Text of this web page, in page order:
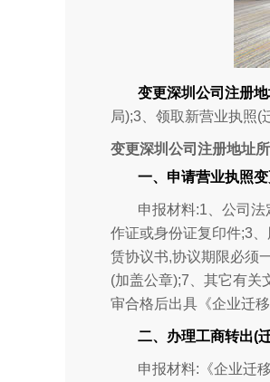
变更深圳公司注册地
局);3、领取新营业执照(
变更深圳公司注册地址
一、申请营业执照
申报材料:1、公司
作证或身份证复印件;3
赁协议书,协议期限必须
(加盖公章);7、其它有关
审合格后出具《企业迁移
二、办理工商转出(
申报材料:《企业迁